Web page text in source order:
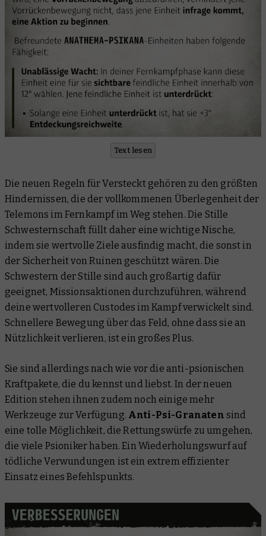
Text lesen
Die neuen Regeln für Versteckt gehören zu den größten
Hindernissen, die der vollkommenen Überlegenheit der
Telemons im Fernkampf im Weg stehen. Die Stille
Schwesternschaft füllt daher eine wichtige Nische,
indem sie wertvolle Ziele ausfindig macht, die sonst in
der Sicherheit von Ruinen geschützt wären. Die
Schwestern der Stille sind auch großartig dafür
geeignet, Missionsaktionen durchzuführen, während
deine wertvolleren Custodes im Kampf verwickelt sind.
Schnellere Bewegung über das Feld, ohne dass sie an
Nützlichkeit verlieren, ist ein großes Plus.
Sie sind allerdings nach wie vor die anti-psionischen
Kraftpakete, die du kennst und liebst. In der neuen
Edition stehen ihnen zudem noch einige mehr
Werkzeuge zur Verfügung. Anti-Psi-Granaten sind
eine tolle Möglichkeit, die Rettungswürfe zu umgehen,
die viele Psioniker haben. Ein Wiederholungswurf auf
tödliche Verwundungen ist ein extrem effizienter
Einsatz eines Befehlspunkts.